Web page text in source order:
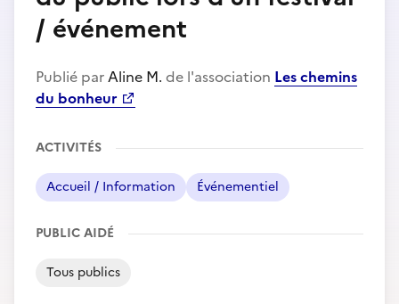
/ événement
Publié parAline M. de l'association Les chemins
du bonheur
ACTIVITÉS
Accueil / Information Événementiel
PUBLIC AIDÉ
Tous publics